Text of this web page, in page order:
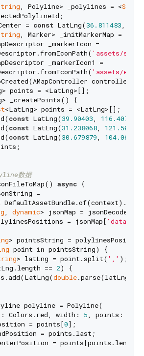
, Polyline> _polylines = <
=
const LatLng(36.811483,
, Marker> _initMarkerMap = <
_markerIcon =
'assets/
_markerIcon1 =
'assets/
controller)
points = <LatLng>[];
_createPoints() {
<LatLng> points = <LatLng>[];
const LatLng(39.90403, 116.407525
const LatLng(31.238068, 121.501654
const LatLng(30.679879, 104.064855
数据
async {
=
, dynamic> jsonMap =
= jsonMap[ 'data'
> pointsString =
point in pointsString) {
> latLng = point.split( ',' );
== 2) {
double.parse(latLng[
polyline = Polyline(
Colors.red, width:
5, points:
= points[
0];
= points.last;
= points[points.length